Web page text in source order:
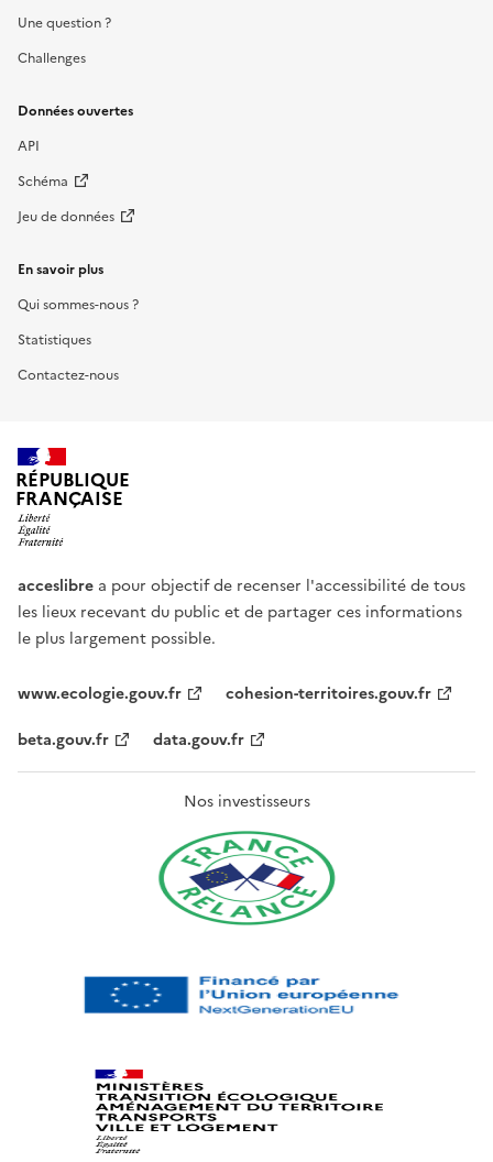
Une question ?
Challenges
Données ouvertes
API
Schéma
Jeu de données
En savoir plus
Qui sommes-nous ?
Statistiques
Contactez-nous
RÉPUBLIQUE
FRANÇAISE
acceslibre a pour objectif de recenser l'accessibilité de tous
les lieux recevant du public et de partager ces informations
le plus largement possible.
www.ecologie.gouv.fr
cohesion-territoires.gouv.fr
beta.gouv.fr
data.gouv.fr
Nos investisseurs